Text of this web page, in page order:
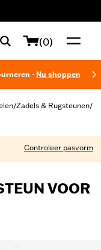
(0)
- Nu shoppen
/Zadels & Rugsteunen/
Controleer pasvorm
VOOR